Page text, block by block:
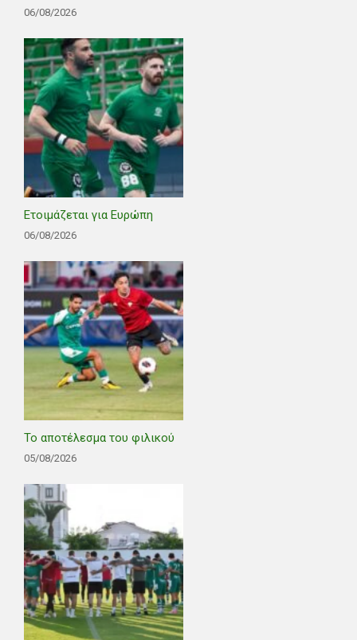
06/08/2026
Ετοιμάζεται για Ευρώπη
06/08/2026
Το αποτέλεσμα του φιλικού
05/08/2026